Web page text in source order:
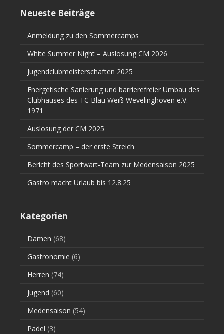
Neueste Beiträge
Anmeldung zu den Sommercamps
White Summer Night – Auslosung CM 2026
Jugendclubmeisterschaften 2025
Energetische Sanierung und barrierefreier Umbau des
Clubhauses des TC Blau Weiß Wevelinghoven e.V.
1971
Auslosung der CM 2025
Sommercamp – der erste Streich
Bericht des Sportwart-Team zur Medensaison 2025
Gastro macht Urlaub bis 12.8.25
Kategorien
Damen (68)
Gastronomie (6)
Herren (74)
Jugend (60)
Medensaison (54)
Padel (3)